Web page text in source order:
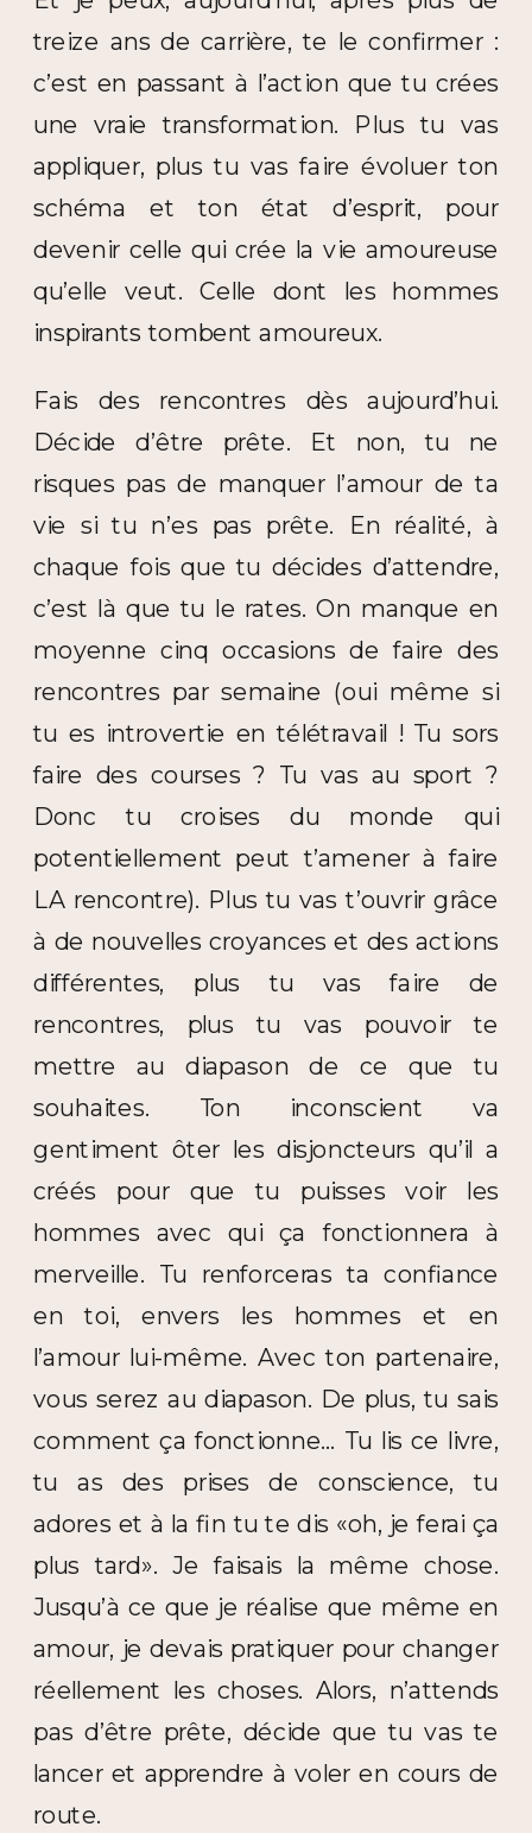
treize ans de carrière, te le confirmer :
c’est en passant à l’action que tu crées
une vraie transformation. Plus tu vas
appliquer, plus tu vas faire évoluer ton
schéma et ton état d’esprit, pour
devenir celle qui crée la vie amoureuse
qu’elle veut. Celle dont les hommes
inspirants tombent amoureux.
Fais des rencontres dès aujourd’hui.
Décide d’être prête. Et non, tu ne
risques pas de manquer l’amour de ta
vie si tu n’es pas prête. En réalité, à
chaque fois que tu décides d’attendre,
c’est là que tu le rates. On manque en
moyenne cinq occasions de faire des
rencontres par semaine (oui même si
tu es introvertie en télétravail ! Tu sors
faire des courses ? Tu vas au sport ?
Donc tu croises du monde qui
potentiellement peut t’amener à faire
LA rencontre). Plus tu vas t’ouvrir grâce
à de nouvelles croyances et des actions
différentes, plus tu vas faire de
rencontres, plus tu vas pouvoir te
mettre au diapason de ce que tu
souhaites. Ton inconscient va
gentiment ôter les disjoncteurs qu’il a
créés pour que tu puisses voir les
hommes avec qui ça fonctionnera à
merveille. Tu renforceras ta confiance
en toi, envers les hommes et en
l’amour lui-même. Avec ton partenaire,
vous serez au diapason. De plus, tu sais
comment ça fonctionne… Tu lis ce livre,
tu as des prises de conscience, tu
adores et à la fin tu te dis «oh, je ferai ça
plus tard». Je faisais la même chose.
Jusqu’à ce que je réalise que même en
amour, je devais pratiquer pour changer
réellement les choses. Alors, n’attends
pas d’être prête, décide que tu vas te
lancer et apprendre à voler en cours de
route.